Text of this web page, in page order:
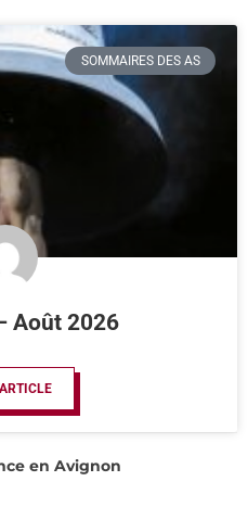
SOMMAIRES DES AS
Août 2026
en Avignon